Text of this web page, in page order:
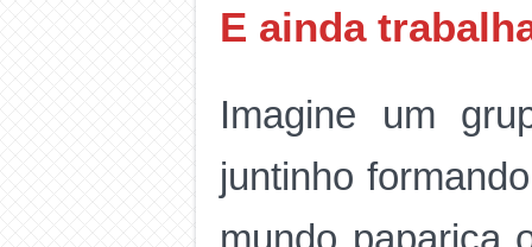
E ainda
Imagine um
juntinho